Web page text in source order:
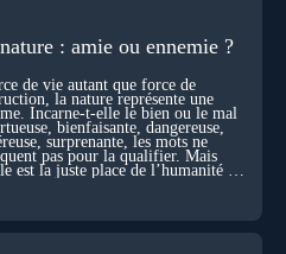
: visions vérifiées,
d’autres consciences
scientifiques… et toujours, cette
à bien plus vaste que lui-même
révolution de la conscience ?
il accepter d’explorer ces
: amie ou ennemie ?
de vie autant que force de
la nature représente une
Incarne-t-elle le bien ou le mal
bienfaisante, dangereuse,
surprenante, les mots ne
pas pour la qualifier. Mais
est la juste place de l’humanité au
du vivant ?